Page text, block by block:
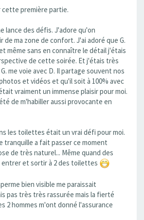
cette première partie.
lance des défis. J'adore qu'on
de ma zone de confort. J'ai adoré que G.
même sans en connaître le détail j'étais
de cette soirée. Et j'étais très
me voie avec D. Il partage souvent nos
et vidéos et qu'il soit à 100% avec
vraiment un immense plaisir pour moi.
de m'habiller aussi provocante en
les toilettes était un vrai défi pour moi.
tranquille a fait passer ce moment
de très naturel... Même quand des
et sortir à 2 des toilettes
bien visible me paraissait
pas très très rassurée mais la fierté
2 hommes m'ont donné l'assurance